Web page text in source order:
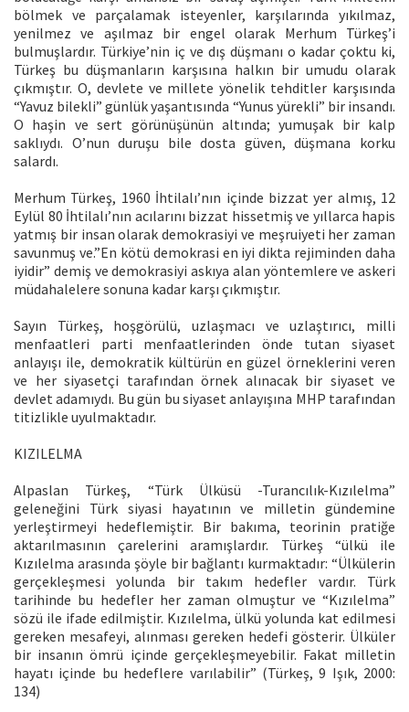
bölmek ve parçalamak isteyenler, karşılarında yıkılmaz,
yenilmez ve aşılmaz bir engel olarak Merhum Türkeş’i
bulmuşlardır. Türkiye’nin iç ve dış düşmanı o kadar çoktu ki,
Türkeş bu düşmanların karşısına halkın bir umudu olarak
çıkmıştır. O, devlete ve millete yönelik tehditler karşısında
“Yavuz bilekli” günlük yaşantısında “Yunus yürekli” bir insandı.
O haşin ve sert görünüşünün altında; yumuşak bir kalp
saklıydı. O’nun duruşu bile dosta güven, düşmana korku
salardı.
Merhum Türkeş, 1960 İhtilalı’nın içinde bizzat yer almış, 12
Eylül 80 İhtilalı’nın acılarını bizzat hissetmiş ve yıllarca hapis
yatmış bir insan olarak demokrasiyi ve meşruiyeti her zaman
savunmuş ve.”En kötü demokrasi en iyi dikta rejiminden daha
iyidir” demiş ve demokrasiyi askıya alan yöntemlere ve askeri
müdahalelere sonuna kadar karşı çıkmıştır.
Sayın Türkeş, hoşgörülü, uzlaşmacı ve uzlaştırıcı, milli
menfaatleri parti menfaatlerinden önde tutan siyaset
anlayışı ile, demokratik kültürün en güzel örneklerini veren
ve her siyasetçi tarafından örnek alınacak bir siyaset ve
devlet adamıydı. Bu gün bu siyaset anlayışına MHP tarafından
titizlikle uyulmaktadır.
KIZILELMA
Alpaslan Türkeş, “Türk Ülküsü -Turancılık-Kızılelma”
geleneğini Türk siyasi hayatının ve milletin gündemine
yerleştirmeyi hedeflemiştir. Bir bakıma, teorinin pratiğe
aktarılmasının çarelerini aramışlardır. Türkeş “ülkü ile
Kızılelma arasında şöyle bir bağlantı kurmaktadır: “Ülkülerin
gerçekleşmesi yolunda bir takım hedefler vardır. Türk
tarihinde bu hedefler her zaman olmuştur ve “Kızılelma”
sözü ile ifade edilmiştir. Kızılelma, ülkü yolunda kat edilmesi
gereken mesafeyi, alınması gereken hedefi gösterir. Ülküler
bir insanın ömrü içinde gerçekleşmeyebilir. Fakat milletin
hayatı içinde bu hedeflere varılabilir” (Türkeş, 9 Işık, 2000:
134)